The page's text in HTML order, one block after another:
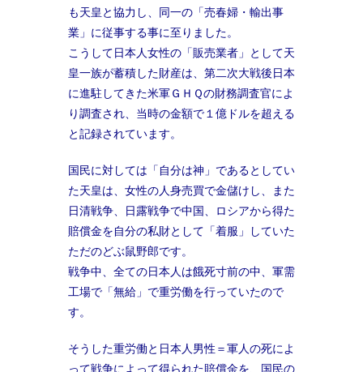
も天皇と協力し、同一の「売春婦・輸出事
業」に従事する事に至りました。
こうして日本人女性の「販売業者」として天
皇一族が蓄積した財産は、第二次大戦後日本
に進駐してきた米軍ＧＨＱの財務調査官によ
り調査され、当時の金額で１億ドルを超える
と記録されています。
国民に対しては「自分は神」であるとしてい
た天皇は、女性の人身売買で金儲けし、また
日清戦争、日露戦争で中国、ロシアから得た
賠償金を自分の私財として「着服」していた
ただのどぶ鼠野郎です。
戦争中、全ての日本人は餓死寸前の中、軍需
工場で「無給」で重労働を行っていたので
す。
そうした重労働と日本人男性＝軍人の死によ
って戦争によって得られた賠償金を、国民の